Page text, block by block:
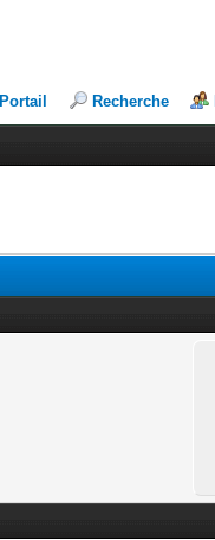
Portail Recherche